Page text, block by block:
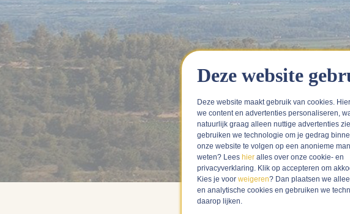
Deze website
Deze website maakt gebruik van cookies.
we content en advertenties personaliseren,
natuurlijk graag alleen nuttige advertenties
gebruiken we technologie om je gedrag
onze website te volgen op een anonieme
weten? Lees hier alles over onze cookie- en
privacyverklaring. Klik op accepteren om
Kies je voor weigeren? Dan plaatsen we
en analytische cookies en gebruiken we
daarop lijken.